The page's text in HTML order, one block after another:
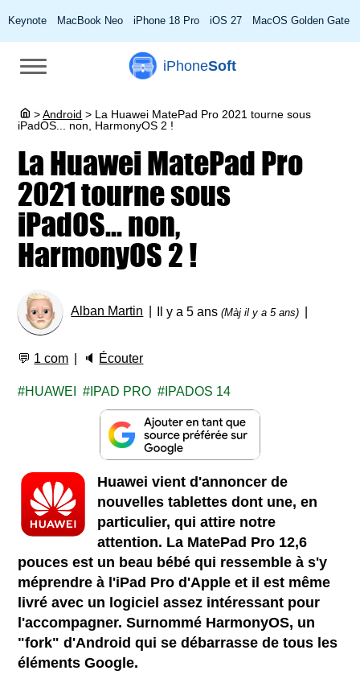
Keynote MacBook Neo iPhone 18 Pro iOS 27 MacOS Golden Gate
iPhoneSoft
> Android > La Huawei MatePad Pro 2021 tourne sous
iPadOS... non, HarmonyOS 2 !
La Huawei MatePad Pro
2021 tourne sous
iPadOS... non,
HarmonyOS 2 !
Alban Martin Il y a 5 ans(Màj il y a 5 ans)
💬 1 com 🔈 Écouter
HUAWEI IPAD PRO IPADOS 14
Huawei vient d'annoncer de
nouvelles tablettes dont une, en
particulier, qui attire notre
attention. La MatePad Pro 12,6
pouces est un beau bébé qui ressemble à s'y
méprendre à l'iPad Pro d'Apple et il est même
livré avec un logiciel assez intéressant pour
l'accompagner. Surnommé HarmonyOS, un
"fork" d'Android qui se débarrasse de tous les
éléments Google.